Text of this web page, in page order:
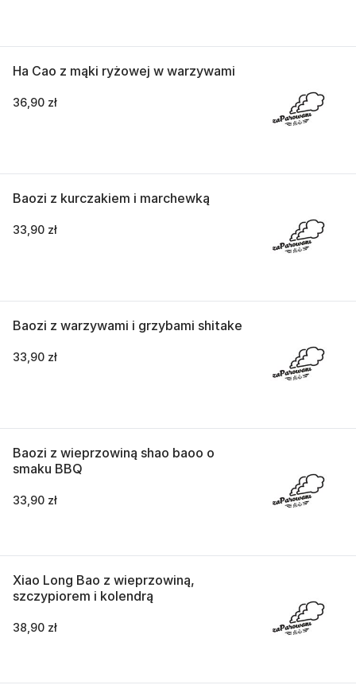
Ha Cao z mąki ryżowej w warzywami
36,90 zł
Baozi z kurczakiem i marchewką
33,90 zł
Baozi z warzywami i grzybami shitake
33,90 zł
Baozi z wieprzowiną shao baoo o
smaku BBQ
33,90 zł
Xiao Long Bao z wieprzowiną,
szczypiorem i kolendrą
38,90 zł